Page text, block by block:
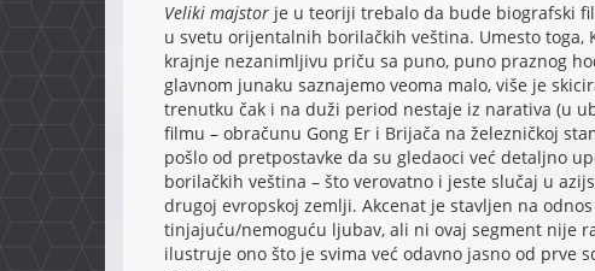
Veliki majstorje u teoriji trebalo da bude biografski
u svetu orijentalnih borilačkih veština. Umesto
krajnje nezanimljivu priču sa puno, puno praznog
glavnom junaku saznajemo veoma malo, više je
trenutku čak i na duži period nestaje iz narativa (u
filmu – obračunu Gong Er i Brijača na železničkoj
pošlo od pretpostavke da su gledaoci već detaljno
borilačkih veština – što verovatno i jeste slučaj u
drugoj evropskoj zemlji. Akcenat je stavljen na
tinjajuću/nemoguću ljubav, ali ni ovaj segment nije
ilustruje ono što je svima već odavno jasno od prve